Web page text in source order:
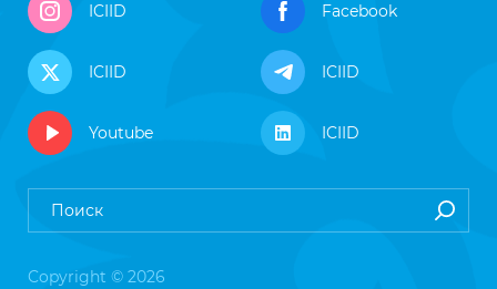
ICIID Facebook
ICIID ICIID
Youtube ICIID
Copyright © 2026